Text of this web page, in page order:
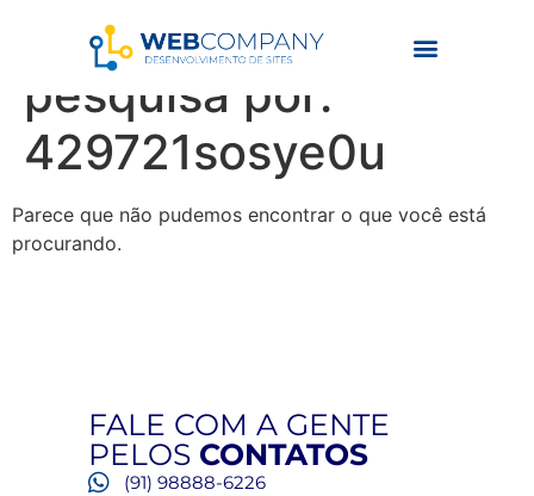
Resultados da
pesquisa por:
429721sosye0u
Parece que não pudemos encontrar o que você está
procurando.
FALE COM A GENTE
PELOS CONTATOS
(91) 98888-6226